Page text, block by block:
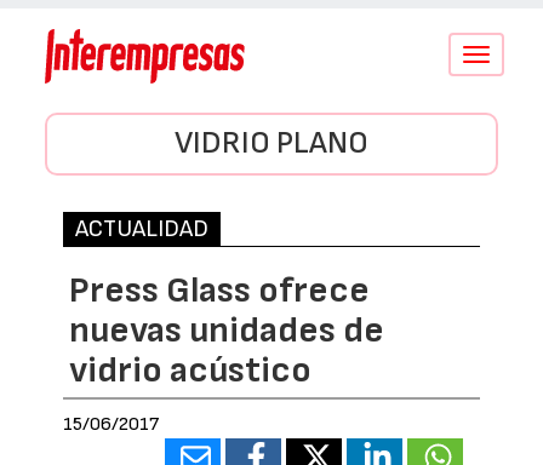
Conmutar
VIDRIO PLANO
ACTUALIDAD
Press Glass ofrece
nuevas unidades de
vidrio acústico
15/06/2017